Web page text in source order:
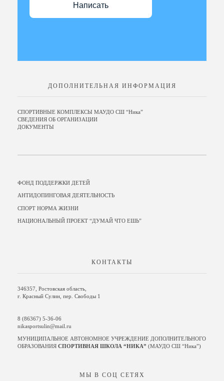
Написать
ДОПОЛНИТЕЛЬНАЯ ИНФОРМАЦИЯ
СПОРТИВНЫЕ КОМПЛЕКСЫ МАУДО СШ “Ника”
СВЕДЕНИЯ ОБ ОРГАНИЗАЦИИ
ДОКУМЕНТЫ
ФОНД ПОДДЕРЖКИ ДЕТЕЙ
АНТИДОПИНГОВАЯ ДЕЯТЕЛЬНОСТЬ
СПОРТ НОРМА ЖИЗНИ
НАЦИОНАЛЬНЫЙ ПРОЕКТ “ДУМАЙ ЧТО ЕШЬ”
КОНТАКТЫ
346357, Ростовская область,
г. Красный Сулин, пер. Свободы 1
8 (86367) 5-36-06
nikasportsulin@mail.ru
МУНИЦИПАЛЬНОЕ АВТОНОМНОЕ УЧРЕЖДЕНИЕ ДОПОЛНИТЕЛЬНОГО
ОБРАЗОВАНИЯ СПОРТИВНАЯ ШКОЛА “НИКА” (МАУДО СШ “Ника”)
МЫ В СОЦ СЕТЯХ